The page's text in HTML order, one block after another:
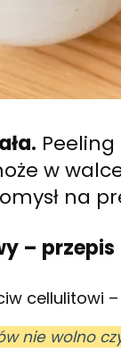
w
na
– przepis
cellulitowi
nie wolno